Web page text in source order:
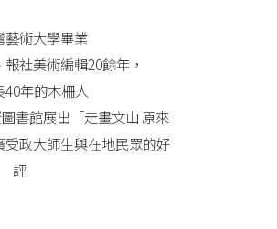
藝術大學畢業
社美術編輯20餘年，
40年的木柵人
書館展出「走畫文山 原來
政大師生與在地民眾的好
評